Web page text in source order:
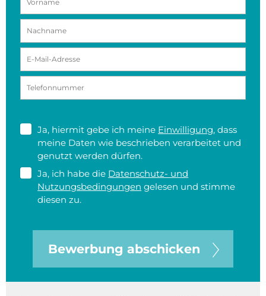
Ja, hiermit gebe ich meine Einwilligung, dass
meine Daten wie beschrieben verarbeitet und
genutzt werden dürfen.
Ja, ich habe die Datenschutz- und
Nutzungsbedingungen gelesen und stimme
diesen zu.
Bewerbung abschicken